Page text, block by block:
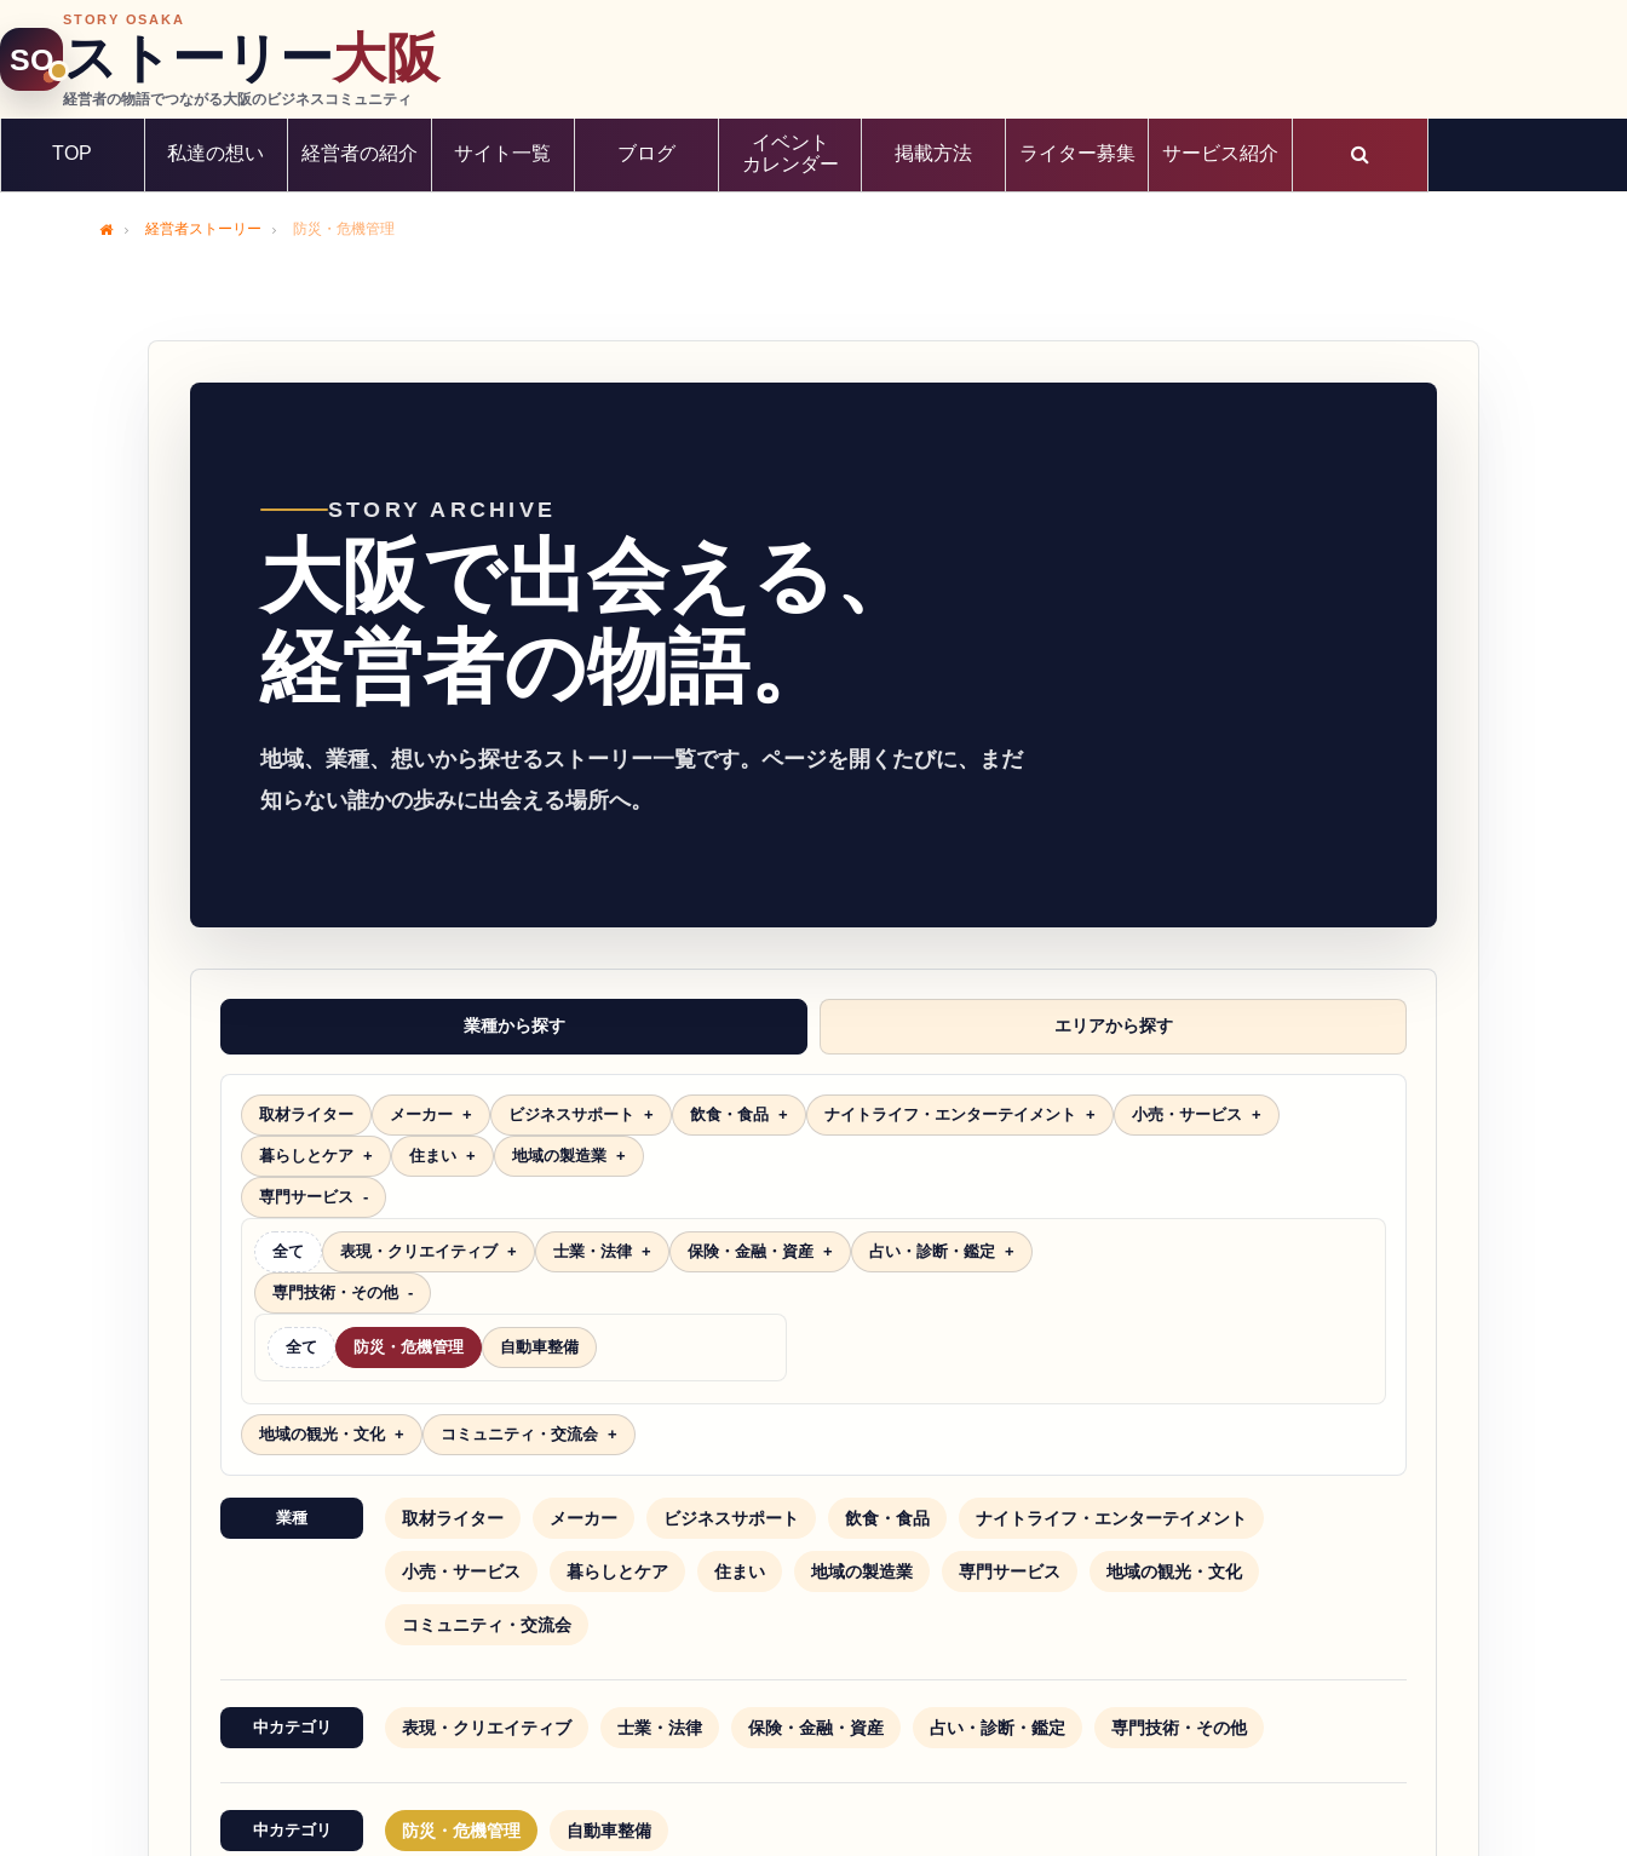
SO
STORY OSAKA
ストーリー大阪
経営者の物語でつながる大阪のビジネスコミュニティ
TOP 私達の想い 経営者の紹介 サイト一覧 ブログ
イベント
カレンダー
掲載方法 ライター募集 サービス紹介
経営者ストーリー 防災・危機管理
STORY ARCHIVE
大阪で出会える、
経営者の物語。
地域、業種、想いから探せるストーリー一覧です。ページを開くたびに、まだ
知らない誰かの歩みに出会える場所へ。
業種から探す エリアから探す
取材ライター メーカー ビジネスサポート 飲食・食品 ナイトライフ・エンターテイメント 小売・サービス
暮らしとケア 住まい 地域の製造業
専門サービス
全て 表現・クリエイティブ 士業・法律 保険・金融・資産 占い・診断・鑑定
専門技術・その他
全て 防災・危機管理 自動車整備
地域の観光・文化 コミュニティ・交流会
業種 取材ライター メーカー ビジネスサポート 飲食・食品 ナイトライフ・エンターテイメント
小売・サービス 暮らしとケア 住まい 地域の製造業 専門サービス 地域の観光・文化
コミュニティ・交流会
中カテゴリ 表現・クリエイティブ 士業・法律 保険・金融・資産 占い・診断・鑑定 専門技術・その他
中カテゴリ 防災・危機管理 自動車整備